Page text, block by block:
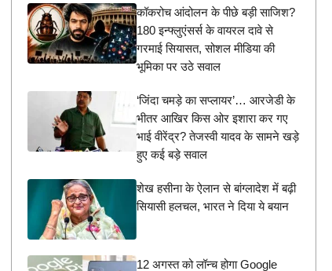
कॉकरोच आंदोलन के पीछे बड़ी साजिश?
180 इन्फ्लुएंसर्स के वायरल दावे से
गरमाई सियासत, सोशल मीडिया की
भूमिका पर उठे सवाल
‘जिंदा चमड़े का सप्लायर’… आरजेडी के
भीतर आखिर किस ओर इशारा कर गए
भाई वीरेंद्र? तेजस्वी यादव के सामने खड़े
हुए कई बड़े सवाल
शेख हसीना के ऐलान से बांग्लादेश में बढ़ी
सियासी हलचल, भारत ने दिया ये बयान
12 अगस्त को लॉन्च होगा Google